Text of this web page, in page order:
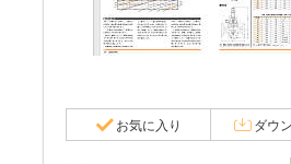
お気に入り ダウ